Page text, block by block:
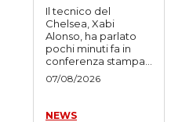
Il tecnico del
Chelsea, Xabi
Alonso, ha parlato
pochi minuti fa in
conferenza stampa...
07/08/2026
NEWS